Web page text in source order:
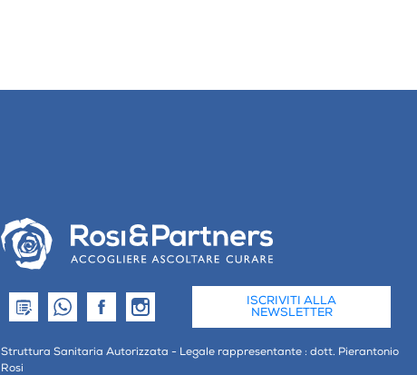
ISCRIVITI ALLA
NEWSLETTER
Struttura Sanitaria Autorizzata - Legale rappresentante : dott. Pierantonio
Rosi